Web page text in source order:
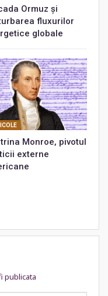
Ormuz și
fluxurilor
globale
Monroe, pivotul
externe
publicata